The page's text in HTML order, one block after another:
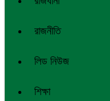
রাজনীতি
লিড নিউজ
শিক্ষা